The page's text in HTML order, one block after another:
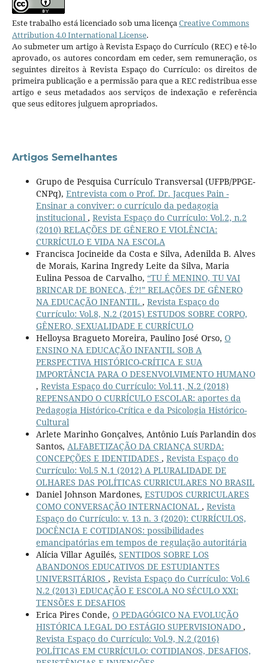
Este trabalho está licenciado sob uma licençaCreative Commons
Attribution 4.0 International License.
Ao submeter um artigo à Revista Espaço do Currículo (REC) e tê-lo
aprovado, os autores concordam em ceder, sem remuneração, os
seguintes direitos à Revista Espaço do Currículo: os direitos de
primeira publicação e a permissão para que a REC redistribua esse
artigo e seus metadados aos serviços de indexação e referência
que seus editores julguem apropriados.
Artigos Semelhantes
Grupo de Pesquisa Currículo Transversal (UFPB/PPGE-
CNPq), Entrevista com o Prof. Dr. Jacques Pain -
Ensinar a conviver: o currículo da pedagogia
institucional , Revista Espaço do Currículo: Vol.2, n.2
(2010) RELAÇÕES DE GÊNERO E VIOLÊNCIA:
CURRÍCULO E VIDA NA ESCOLA
Francisca Jocineide da Costa e Silva, Adenilda B. Alves
de Morais, Karina Ingredy Leite da Silva, Maria
Eulina Pessoa de Carvalho, “TU É MENINO, TU VAI
BRINCAR DE BONECA, É?!” RELAÇÕES DE GÊNERO
NA EDUCAÇÃO INFANTIL , Revista Espaço do
Currículo: Vol.8, N.2 (2015) ESTUDOS SOBRE CORPO,
GÊNERO, SEXUALIDADE E CURRÍCULO
Helloysa Bragueto Moreira, Paulino José Orso, O
ENSINO NA EDUCAÇÃO INFANTIL SOB A
PERSPECTIVA HISTÓRICO-CRÍTICA E SUA
IMPORTÂNCIA PARA O DESENVOLVIMENTO HUMANO
, Revista Espaço do Currículo: Vol.11, N.2 (2018)
REPENSANDO O CURRÍCULO ESCOLAR: aportes da
Pedagogia Histórico-Crítica e da Psicologia Histórico-
Cultural
Arlete Marinho Gonçalves, Antônio Luís Parlandin dos
Santos, ALFABETIZAÇÃO DA CRIANÇA SURDA:
CONCEPÇÕES E IDENTIDADES , Revista Espaço do
Currículo: Vol.5 N.1 (2012) A PLURALIDADE DE
OLHARES DAS POLÍTICAS CURRICULARES NO BRASIL
Daniel Johnson Mardones, ESTUDOS CURRICULARES
COMO CONVERSAÇÃO INTERNACIONAL , Revista
Espaço do Currículo: v. 13 n. 3 (2020): CURRÍCULOS,
DOCÊNCIA E COTIDIANOS: possibilidades
emancipatórias em tempos de regulação autoritária
Alícia Villar Aguilés, SENTIDOS SOBRE LOS
ABANDONOS EDUCATIVOS DE ESTUDIANTES
UNIVERSITÁRIOS , Revista Espaço do Currículo: Vol.6
N.2 (2013) EDUCAÇÃO E ESCOLA NO SÉCULO XXI:
TENSÕES E DESAFIOS
Erica Pires Conde, O PEDAGÓGICO NA EVOLUÇÃO
HISTÓRICA LEGAL DO ESTÁGIO SUPERVISIONADO ,
Revista Espaço do Currículo: Vol.9, N.2 (2016)
POLÍTICAS EM CURRÍCULO: COTIDIANOS, DESAFIOS,